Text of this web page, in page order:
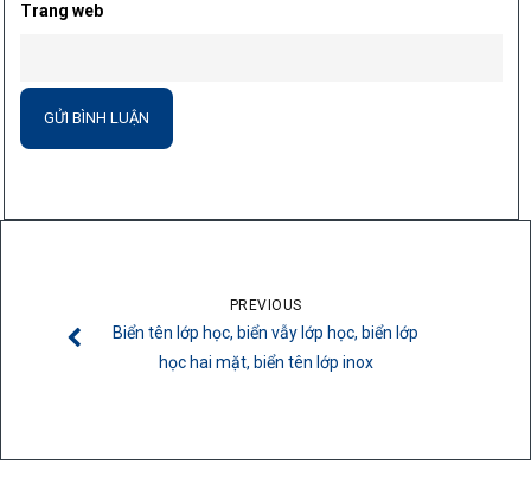
Trang web
PREVIOUS
Biển tên lớp học, biển vẫy lớp học, biển lớp
học hai mặt, biển tên lớp inox